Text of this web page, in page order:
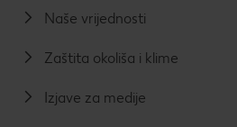
Naše vrijednosti
Zaštita okoliša i klime
Izjave za medije